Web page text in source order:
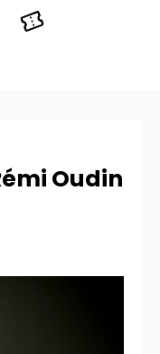
Oudin